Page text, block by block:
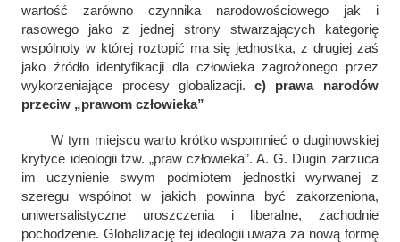
wartość zarówno czynnika narodowościowego jak i
rasowego jako z jednej strony stwarzających kategorię
wspólnoty w której roztopić ma się jednostka, z drugiej zaś
jako źródło identyfikacji dla człowieka zagrożonego przez
wykorzeniające procesy globalizacji.c) prawa narodów
przeciw „prawom człowieka”
W tym miejscu warto krótko wspomnieć o duginowskiej
krytyce ideologii tzw. „praw człowieka”. A. G. Dugin zarzuca
im uczynienie swym podmiotem jednostki wyrwanej z
szeregu wspólnot w jakich powinna być zakorzeniona,
uniwersalistyczne uroszczenia i liberalne, zachodnie
pochodzenie. Globalizację tej ideologii uważa za nową formę